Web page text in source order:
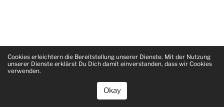
Cookies erleichtern die Bereitstellung unserer Dienste. Mit der Nutzung
unserer Dienste erklärst Du Dich damit einverstanden, dass wir Cookies
verwenden.
Okay